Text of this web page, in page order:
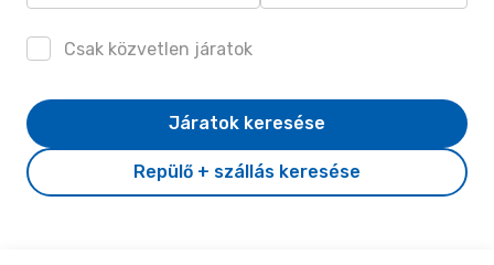
Csak közvetlen járatok
Repülő + szállás keresése
Járatok keresése